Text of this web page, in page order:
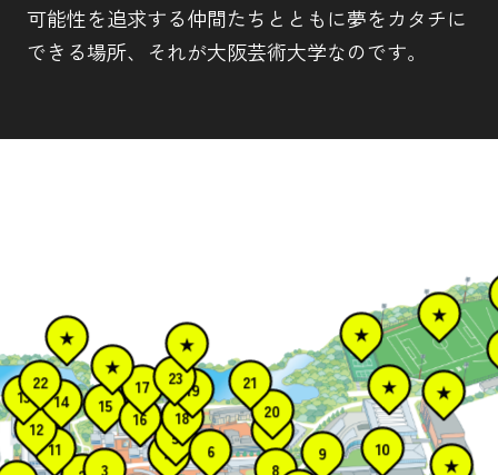
可能性を追求する仲間たちとともに夢をカタチに
できる場所、それが大阪芸術大学なのです。
3
4
5
6
7
8
9 10
11
12
13 14 15
16
17
18
19
20
21
22 23
★
★
★ ★
★
★
★
★